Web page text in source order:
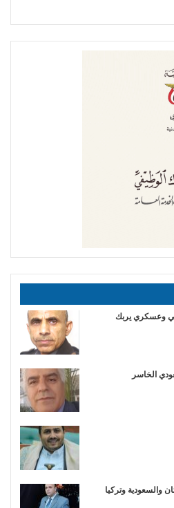
وعسكري يربك
الخاسر
والسعودية وتركيا